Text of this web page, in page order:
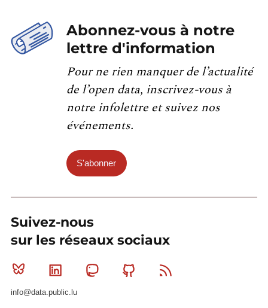
Abonnez-vous à notre
lettre d'information
Pour ne rien manquer de l’actualité
de l’open data, inscrivez-vous à
notre infolettre et suivez nos
événements.
S'abonner
Suivez-nous
sur les réseaux sociaux
Bluesky Linkedin MastodonGithub
info@data.public.lu